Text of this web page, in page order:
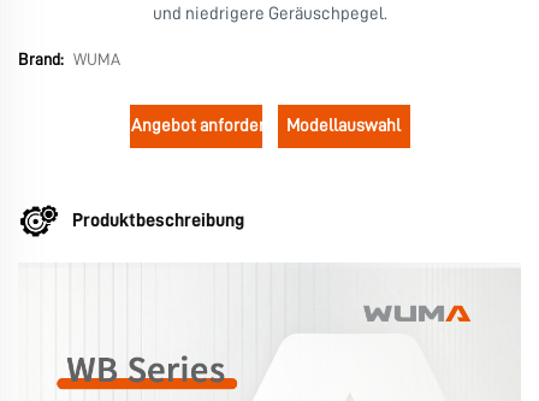
und niedrigere Geräuschpegel.
Brand: WUMA
Angebot anfordern Modellauswahl
Produktbeschreibung